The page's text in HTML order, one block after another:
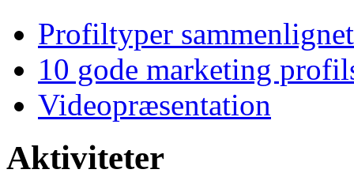
Profiltyper sammenlignet
10 gode marketing
Videopræsentation
Aktiviteter